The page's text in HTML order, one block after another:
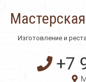
Изготовление и
+7